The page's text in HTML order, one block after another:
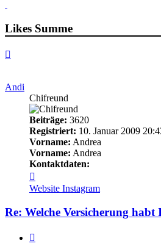
Likes Summe
Andi
Chifreund
Beiträge: 3620
Registriert: 10. Januar 2009
Vorname: Andrea
Vorname: Andrea
Kontaktdaten:
von
Website Instagram
Re: Welche Versicherung